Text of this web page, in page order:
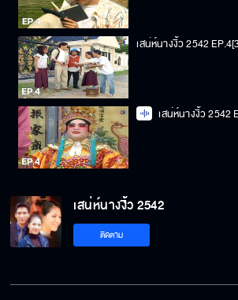
เสน่ห์นางงิ้ว 2542
เสน่ห์นางงิ้ว 2542
เสน่ห์นางงิ้ว 2542
ติดตาม